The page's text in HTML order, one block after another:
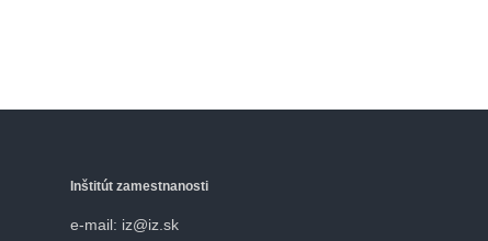
Inštitút zamestnanosti
e-mail: iz@iz.sk